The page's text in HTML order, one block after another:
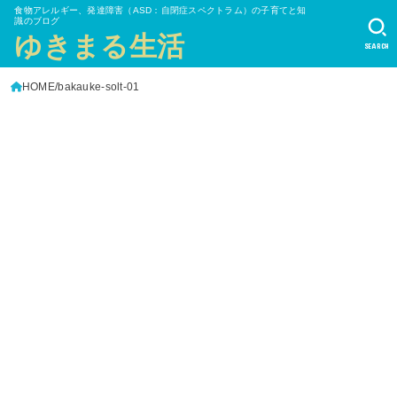
食物アレルギー、発達障害（ASD：自閉症スペクトラム）の子育てと知
識のブログ
ゆきまる生活 SEARCH
HOME bakauke-solt-01